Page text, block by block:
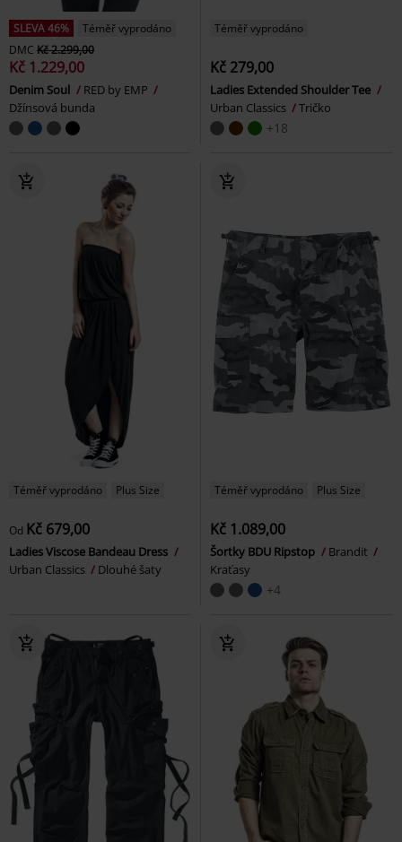
SLEVA 46%
Téměř vyprodáno
DMC Kč 2.299,00
Kč 1.229,00
Denim Soul
RED by EMP
Džínsová bunda
Téměř vyprodáno
Kč 279,00
Ladies Extended Shoulder Tee
Urban Classics
Tričko
+18
Téměř vyprodáno Plus Size
Od Kč 679,00
Ladies Viscose Bandeau Dress
Urban Classics
Dlouhé šaty
Téměř vyprodáno Plus Size
Kč 1.089,00
Šortky BDU Ripstop
Brandit
Kraťasy
+4